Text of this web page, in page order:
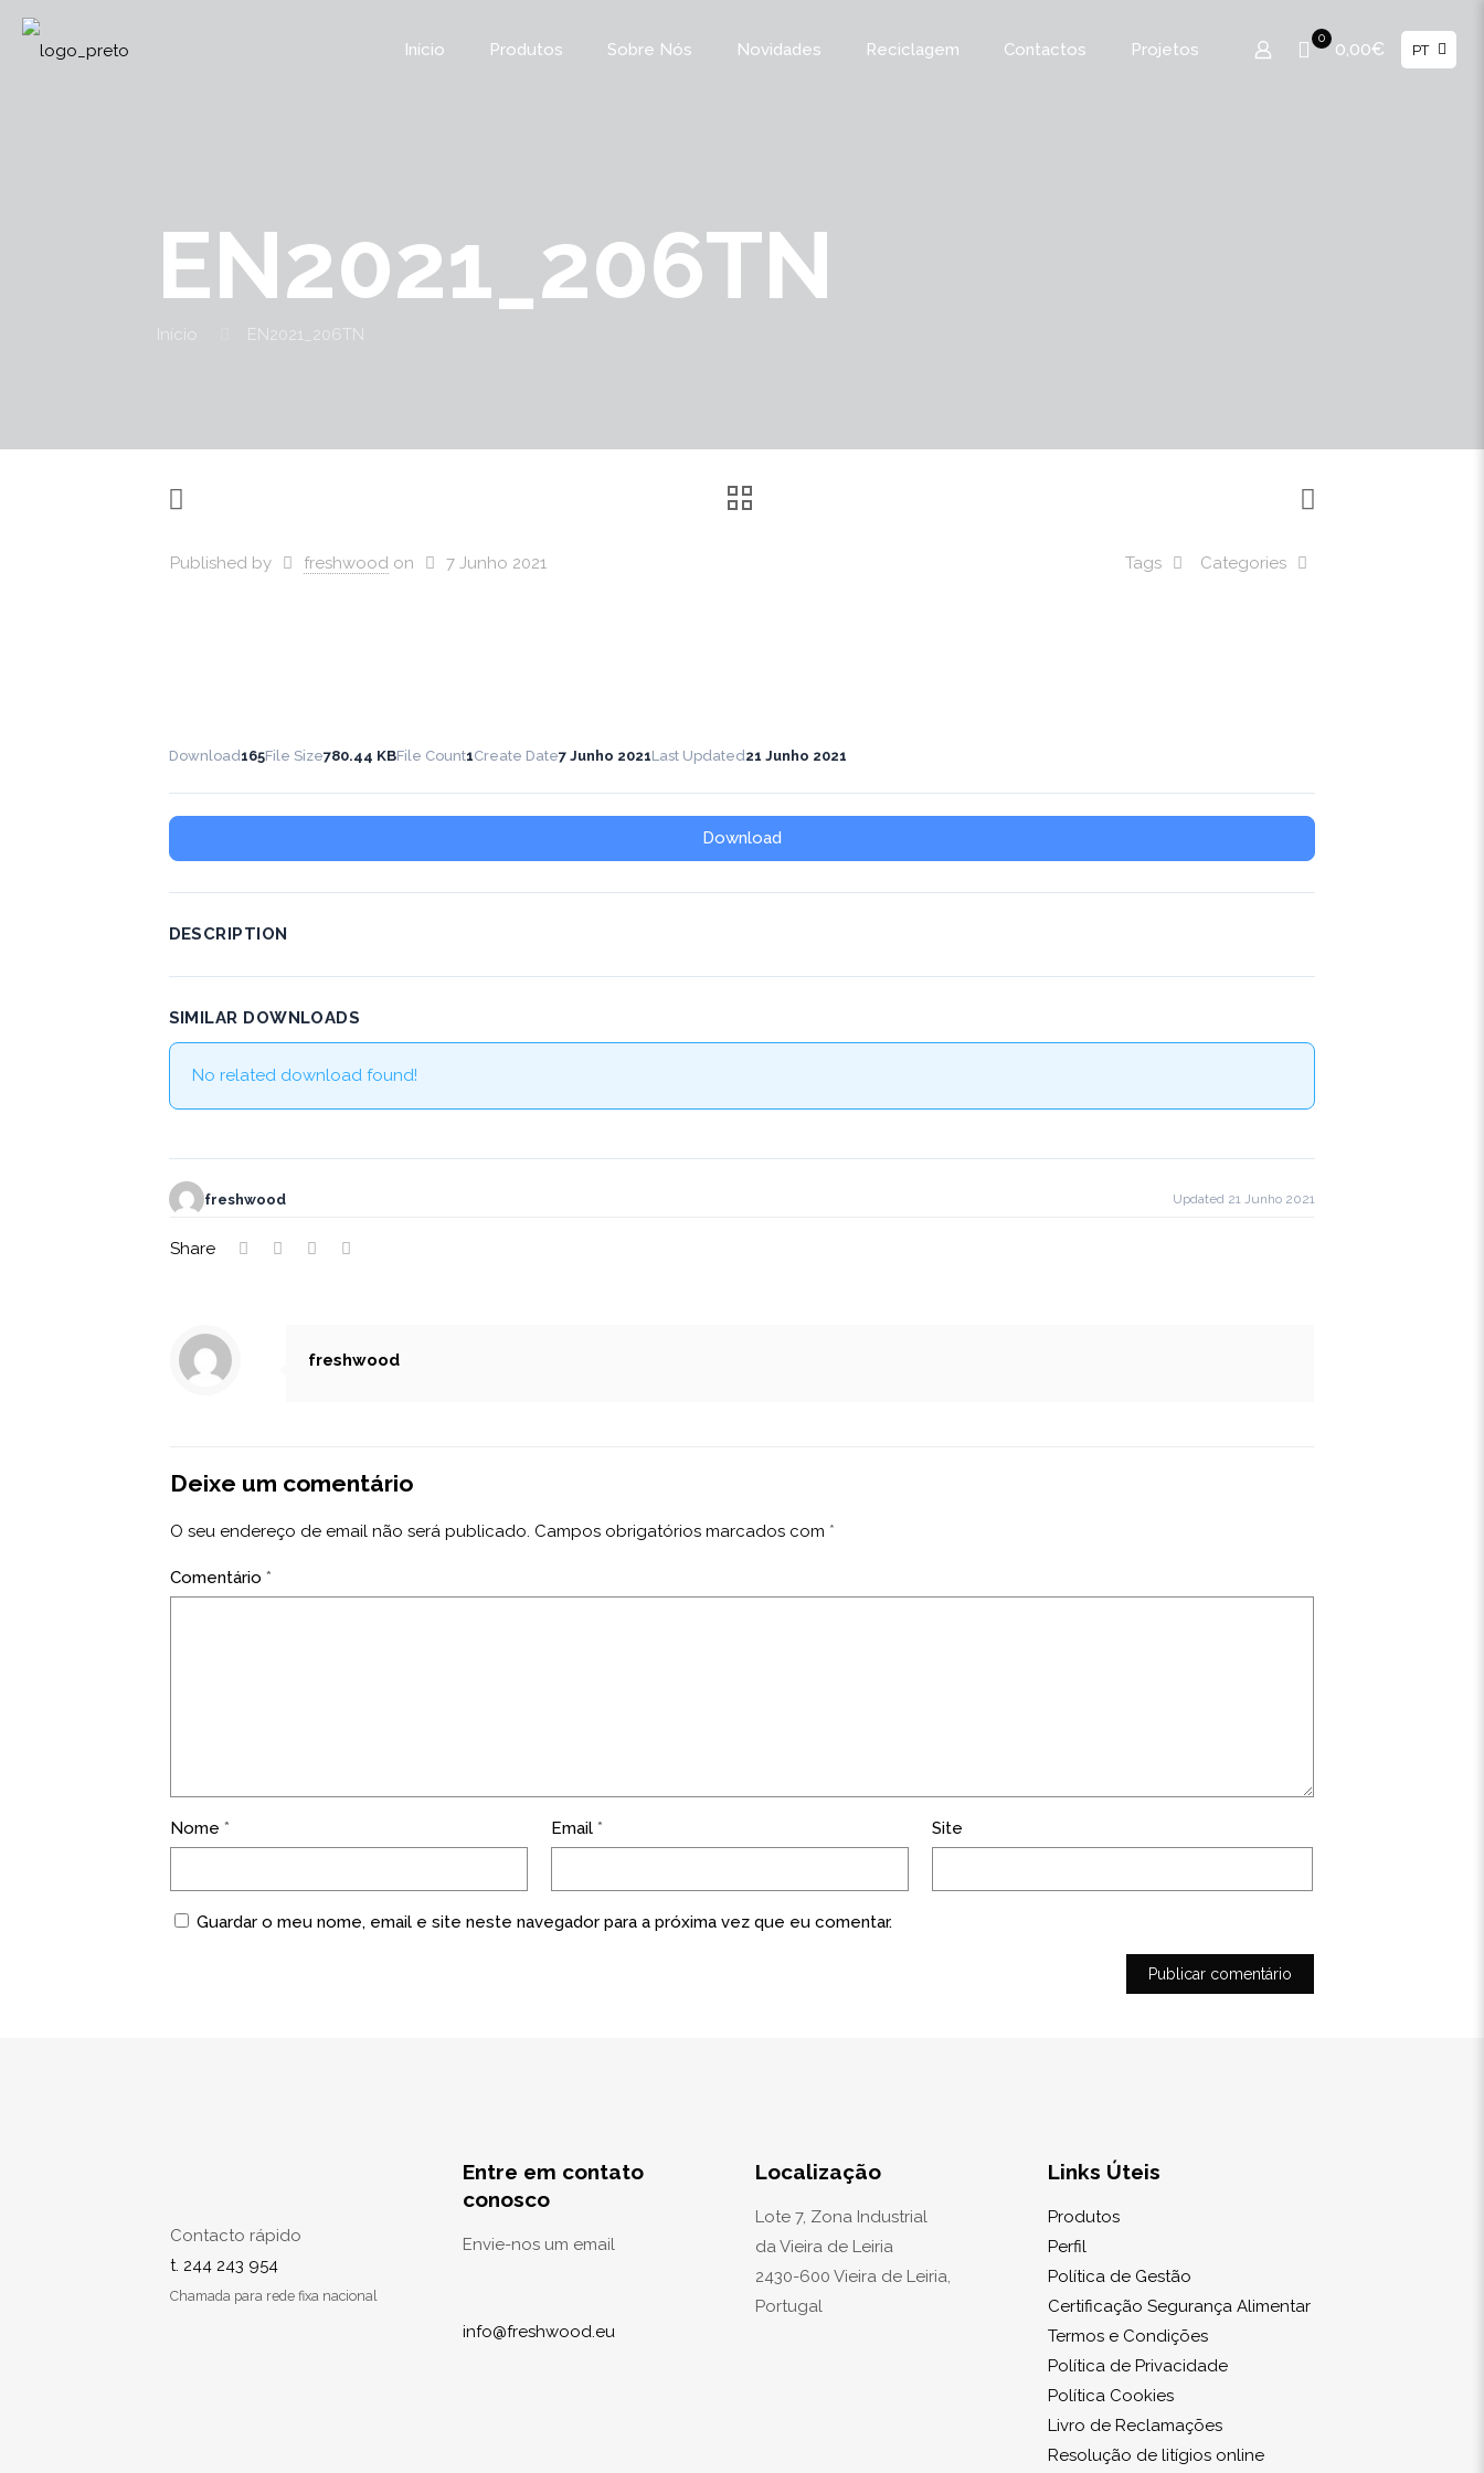
Início Produtos Sobre Nós Novidades Reciclagem Contactos Projetos
0
0,00€ PT
EN2021_206TN
Início EN2021_206TN
Published by freshwood on 7 Junho 2021 Categories
Tags
Download165File Size780.44 KBFile Count1Create Date7 Junho 2021Last Updated21 Junho 2021
Download
DESCRIPTION
SIMILAR DOWNLOADS
No related download found!
freshwood Updated 21 Junho 2021
Share
freshwood
Deixe um comentário
O seu endereço de email não será publicado. Campos obrigatórios marcados com *
Comentário *
Nome * Email * Site
Guardar o meu nome, email e site neste navegador para a próxima vez que eu comentar.
Contacto rápido
t. 244 243 954
Chamada para rede fixa nacional
Entre em contato
conosco
Envie-nos um email
info@freshwood.eu
Localização
Lote 7, Zona Industrial
da Vieira de Leiria
2430-600 Vieira de Leiria,
Portugal
Links Úteis
Produtos
Perfil
Política de Gestão
Certificação Segurança Alimentar
Termos e Condições
Política de Privacidade
Política Cookies
Livro de Reclamações
Resolução de litígios online